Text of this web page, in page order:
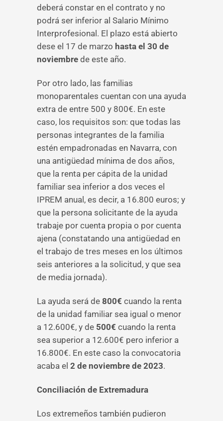
deberá constar en el contrato y no
podrá ser inferior al Salario Mínimo
Interprofesional. El plazo está abierto
dese el 17 de marzo hasta el 30 de
noviembre de este año.
Por otro lado, las familias
monoparentales cuentan con una ayuda
extra de entre 500 y 800€. En este
caso, los requisitos son: que todas las
personas integrantes de la familia
estén empadronadas en Navarra, con
una antigüedad mínima de dos años,
que la renta per cápita de la unidad
familiar sea inferior a dos veces el
IPREM anual, es decir, a 16.800 euros; y
que la persona solicitante de la ayuda
trabaje por cuenta propia o por cuenta
ajena (constatando una antigüedad en
el trabajo de tres meses en los últimos
seis anteriores a la solicitud, y que sea
de media jornada).
La ayuda será de 800€ cuando la renta
de la unidad familiar sea igual o menor
a 12.600€, y de 500€ cuando la renta
sea superior a 12.600€ pero inferior a
16.800€. En este caso la convocatoria
acaba el 2 de noviembre de 2023.
Conciliación de Extremadura
Los extremeños también pudieron